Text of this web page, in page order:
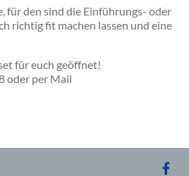
für den sind die Einführungs- oder
richtig fit machen lassen und eine
für euch geöffnet!
oder per Mail